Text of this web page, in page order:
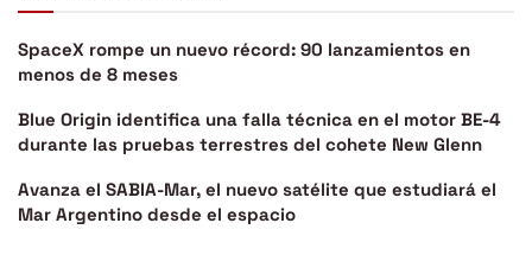
SpaceX rompe un nuevo récord: 90 lanzamientos en
menos de 8 meses
Blue Origin identifica una falla técnica en el motor BE-4
durante las pruebas terrestres del cohete New Glenn
Avanza el SABIA-Mar, el nuevo satélite que estudiará el
Mar Argentino desde el espacio